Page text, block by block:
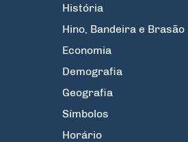
História
Hino, Bandeira e Brasão
Economia
Demografia
Geografia
Símbolos
Horário